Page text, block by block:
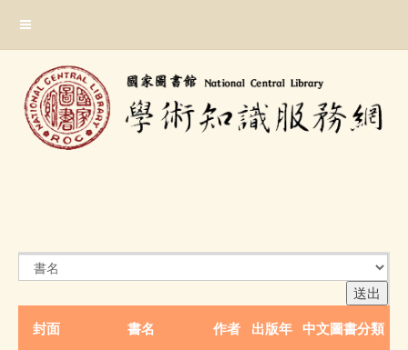
主
封面 書名 作者 出版年 中文圖書分類